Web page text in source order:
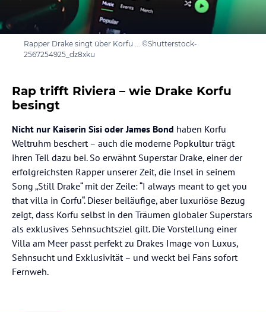
Rapper Drake singt über Korfu ... ©Shutterstock-
2567254925_dz8xku
Rap trifft Riviera – wie Drake Korfu
besingt
Nicht nur Kaiserin Sisi oder James Bond haben Korfu
Weltruhm beschert – auch die moderne Popkultur trägt
ihren Teil dazu bei. So erwähnt Superstar Drake, einer der
erfolgreichsten Rapper unserer Zeit, die Insel in seinem
Song „Still Drake“ mit der Zeile: “I always meant to get you
that villa in Corfu“. Dieser beiläufige, aber luxuriöse Bezug
zeigt, dass Korfu selbst in den Träumen globaler Superstars
als exklusives Sehnsuchtsziel gilt. Die Vorstellung einer
Villa am Meer passt perfekt zu Drakes Image von Luxus,
Sehnsucht und Exklusivität – und weckt bei Fans sofort
Fernweh.